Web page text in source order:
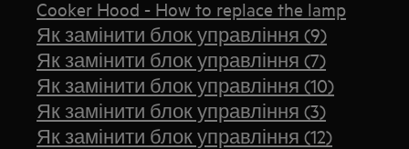
Cooker Hood - How to replace the lamp
Як замінити блок управління (9)
Як замінити блок управління (7)
Як замінити блок управління (10)
Як замінити блок управління (3)
Як замінити блок управління (12)